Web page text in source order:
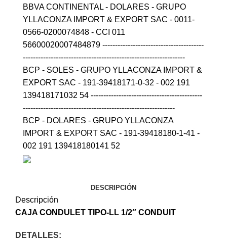
BBVA CONTINENTAL - DOLARES - GRUPO
YLLACONZA IMPORT & EXPORT SAC - 0011-
0566-0200074848 - CCI 011
56600020007484879 ----------------------------------------
----------------------------------------------------------------
BCP - SOLES - GRUPO YLLACONZA IMPORT &
EXPORT SAC - 191-39418171-0-32 - 002 191
139418171032 54 --------------------------------------------
------------------------------------------------------------
BCP - DOLARES - GRUPO YLLACONZA
IMPORT & EXPORT SAC - 191-39418180-1-41 -
002 191 139418180141 52
DESCRIPCIÓN
Descripción
CAJA CONDULET TIPO-LL 1/2″ CONDUIT
DETALLES: